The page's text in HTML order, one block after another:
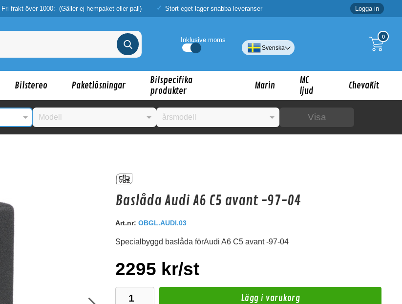
Fri frakt över 1000:- (Gäller ej hempaket eller pall) Stort eget lager snabba leveranser Logga in
0
Inklusive moms
Svenska
Bilstereo Paketlösningar
Bilspecifika
produkter
Marin
MC
ljud
ChevaKit
Visa
av dessa produkter kan intressera dig?
Baslåda Audi A6 C5 avant -97-04
Art.nr: OBGL.AUDI.03
Specialbyggd baslåda förAudi A6 C5 avant -97-04
2295 kr/st
Lägg i varukorg